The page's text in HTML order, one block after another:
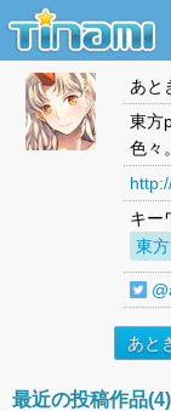
あと
東方
色々
キー
東方
あと
最近の投稿作品(4)